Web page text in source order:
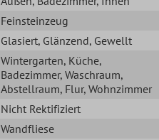
Feinsteinzeug
Glasiert, Glänzend, Gewellt
Wintergarten, Küche,
Badezimmer, Waschraum,
Abstellraum, Flur, Wohnzimmer
Nicht Rektifiziert
Wandfliese